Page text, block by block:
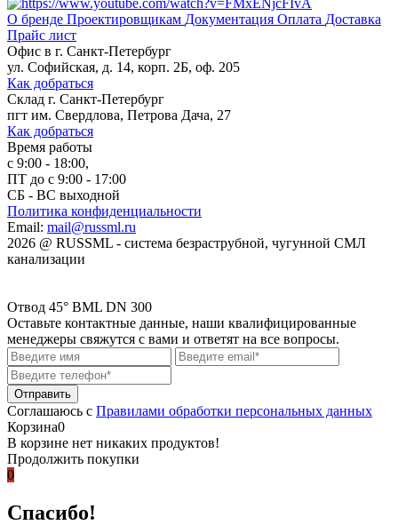
О бренде Проектировщикам Документация Оплата Доставка
Прайс лист
Офис в г. Санкт-Петербург
ул. Софийская, д. 14, корп. 2Б, оф. 205
Как добраться
Склад г. Санкт-Петербург
пгт им. Свердлова, Петрова Дача, 27
Как добраться
Время работы
с 9:00 - 18:00,
ПТ до с 9:00 - 17:00
СБ - ВС выходной
Политика конфиденциальности
Email: mail@russml.ru
2026 @ RUSSML - система безраструбной, чугунной СМЛ
канализации
Отвод 45° BML DN 300
Оставьте контактные данные, наши квалифицированные
менеджеры свяжутся с вами и ответят на все вопросы.
Соглашаюсь с Правилами обработки персональных данных
Корзина0
В корзине нет никаких продуктов!
Продолжить покупки
0
Спасибо!